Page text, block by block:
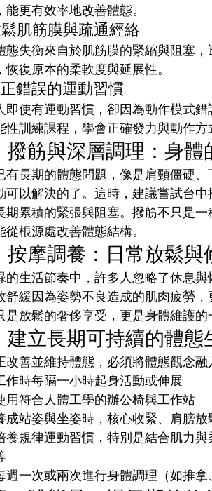
能更有效率地改善體態。
肌筋膜與疏通經絡
態失衡來自於肌筋膜的緊縮與阻塞，
恢復原本的柔軟度與延展性。
錯誤的運動習慣
即使有運動習慣，卻因為動作模式
性訓練課程，學會正確發力與動作方
撥筋與深層調理：身體
有長期的體態問題，像是肩頸僵硬
可以解決的了。這時，建議嘗試台中
期累積的緊張與阻塞。撥筋不只是
從根源處改善體態結構。
按摩調養：日常放鬆與
的生活節奏中，許多人忽略了休息
舒緩因為姿勢不良造成的肌肉疲勞
是放鬆的奢侈享受，更是身體維護的
建立長期可持續的體態
改善並維持體態，必須將體態觀念
作時每隔一小時起身活動或伸展
用符合人體工學的辦公椅與工作站
成站姿與坐姿時，核心收緊、肩膀放
養規律運動習慣，特別是結合肌力
週一次或兩次進行身體調理（如推